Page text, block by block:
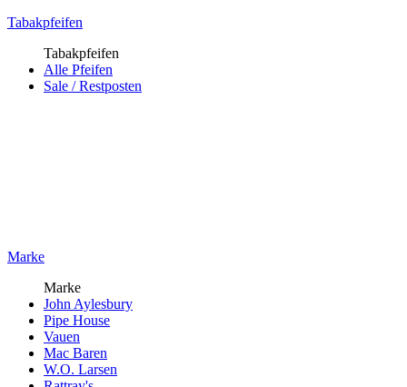
Tabakpfeifen
Tabakpfeifen
Alle Pfeifen
Sale / Restposten
Marke
Marke
John Aylesbury
Pipe House
Vauen
Mac Baren
W.O. Larsen